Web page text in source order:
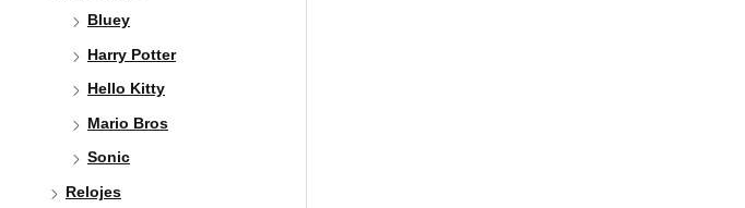
Bluey
Harry Potter
Hello Kitty
Mario Bros
Sonic
Relojes